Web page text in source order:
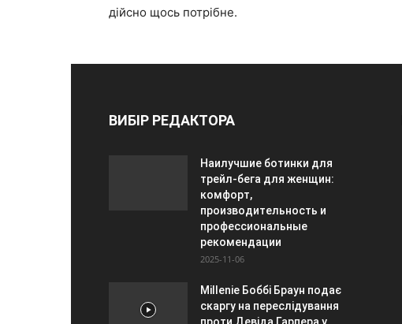
дійсно щось потрібне.
ВИБІР РЕДАКТОРА
Наилучшие ботинки для
трейл-бега для женщин:
комфорт,
производительность и
профессиональные
рекомендации
2025-11-06
Millenie Боббі Браун подає
скаргу на переслідування